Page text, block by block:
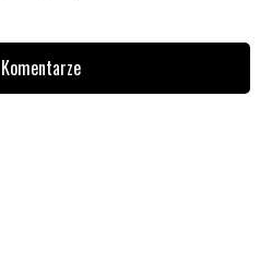
Komentarze